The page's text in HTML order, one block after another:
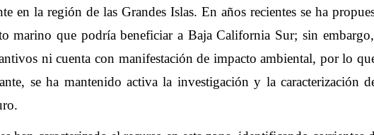
en la región de las Grandes Islas. En años recientes se ha
marino que podría beneficiar a Baja California Sur; sin
ni cuenta con manifestación de impacto ambiental, por lo
se ha mantenido activa la investigación y la caracterización